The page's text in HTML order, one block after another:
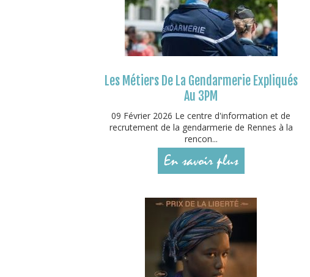
Les Métiers De La Gendarmerie Expliqués
Au 3PM
09 Février 2026 Le centre d'information et de
recrutement de la gendarmerie de Rennes à la
rencon...
En savoir plus